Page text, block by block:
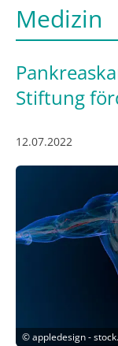
Medizin
Stiftung
12.07.2022
©appledesign -